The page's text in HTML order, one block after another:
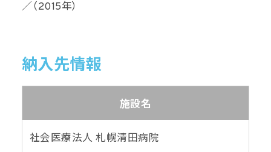
／（2015年）
納入先情報
施設名
社会医療法人 札幌清田病院